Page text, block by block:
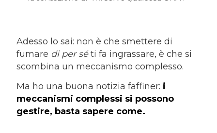
Adesso lo sai: non è che smettere di
fumare di per séti fa ingrassare, è che si
scombina un meccanismo complesso.
Ma ho una buona notizia faffiner: i
meccanismi complessi si possono
gestire, basta sapere come.